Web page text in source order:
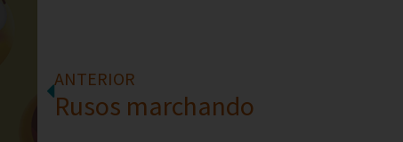
ANTERIOR
Rusos marchando